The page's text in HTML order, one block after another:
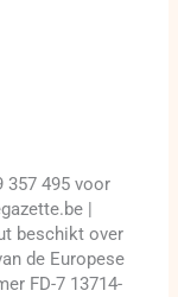
357 495 voor
|
beschikt over
de Europese
FD-7 13714-